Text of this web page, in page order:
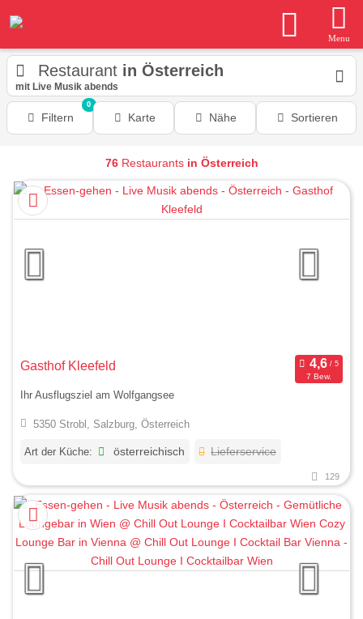
Menu
Restaurant in Österreich
mit Live Musik abends
Filtern
0
Karte Nähe Sortieren
76Restaurants in Österreich
Gasthof Kleefeld
7 Bew.
Ihr Ausflugsziel am Wolfgangsee
5350 Strobl, Salzburg, Österreich
Art der Küche: österreichisch Lieferservice
129